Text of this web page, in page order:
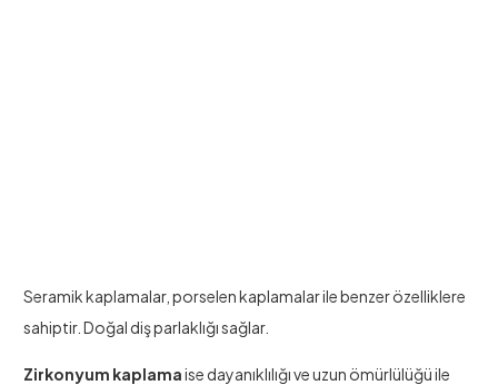
Seramik kaplamalar, porselen kaplamalar ile benzer özelliklere
sahiptir. Doğal diş parlaklığı sağlar.
Zirkonyum kaplamaise dayanıklılığı ve uzun ömürlülüğü ile